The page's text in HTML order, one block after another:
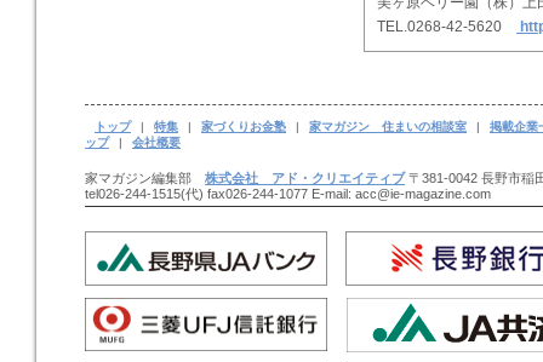
TEL.0268-42-5620
トップ | 特集 | 家づくりお金塾 | 家マガジン 住まいの相談室 |
掲載企業
ップ
| 会社概要
家マガジン編集部 株式会社 アド・クリエイティブ〒381-0042 長野市稲
tel026-244-1515(代) fax026-244-1077 E-mail: acc@ie-magazine.com